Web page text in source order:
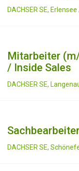
DACHSER SE, Erlensee
Mitarbeiter
/ Inside Sales
DACHSER SE,
DACHSER SE,